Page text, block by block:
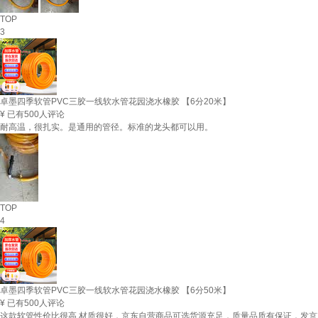
TOP
3
卓墨四季软管PVC三胶一线软水管花园浇水橡胶 【6分20米】
¥ 已有500人评论
耐高温，很扎实。是通用的管径。标准的龙头都可以用。
TOP
4
卓墨四季软管PVC三胶一线软水管花园浇水橡胶 【6分50米】
¥ 已有500人评论
这款软管性价比很高 材质很好，京东自营商品可选货源充足，质量品质有保证，发